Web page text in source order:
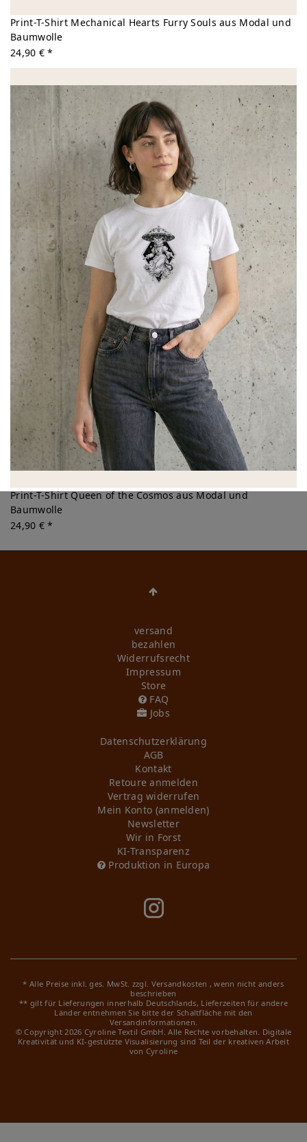
Print-T-Shirt Mechanical Hearts Furry Souls aus Modal und
Baumwolle
24,90 € *
Print-T-Shirt Queen of the Cosmos aus Modal und
Baumwolle
24,90 € *
versand
bezahlen
Widerrufs­recht
Impressum
Store
FAQ
Jobs
Daten­schutz­erklärung
AGB
Kontakt
Retoure anmelden
Vertrag widerrufen
Mein Konto (anmelden)
Newsletter
Wir in Forst
KI-Transparenz
Produktion in Europa
* Alle Preise inkl. ges. MwSt. zzgl. Versandkosten , wenn nicht anders
beschrieben
** gilt für Lieferungen innerhalb Deutschlands, Lieferzeiten für andere
Länder entnehmen Sie bitte der Schaltfläche mit den
Versandinformationen.
© Copyright 2026 Cyroline Textil GmbH. Alle Rechte vorbehalten. Digitale
Kreativität und KI-gestützte Visualisierung sind Teil der kreativen Arbeit
von Cyroline